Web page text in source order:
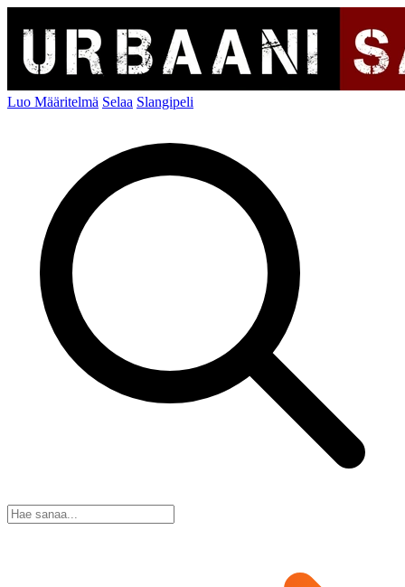
Luo Määritelmä Selaa Slangipeli